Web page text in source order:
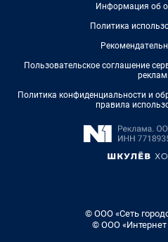
Информация об
Политика
Пользовательское соглашение
Политика конфиденциальности и
правила
© ООО «Сеть
© ООО «Интернет